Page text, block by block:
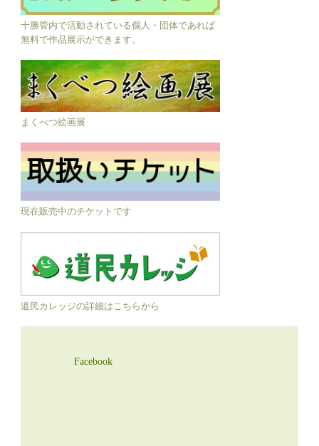
十勝管内で活動されている個人・団体であれば
無料で作品展示ができます。
まくべつ絵画展
現在販売中のチケットです
道民カレッジの詳細はこちらから
Facebook